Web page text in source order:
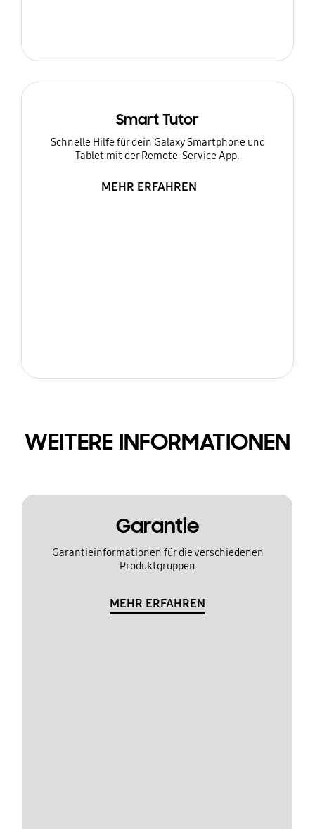
Smart Tutor
Schnelle Hilfe für dein Galaxy Smartphone und
Tablet mit der Remote-Service App.
MEHR ERFAHREN
WEITERE INFORMATIONEN
Garantie
Garantieinformationen für die verschiedenen
Produktgruppen
MEHR ERFAHREN